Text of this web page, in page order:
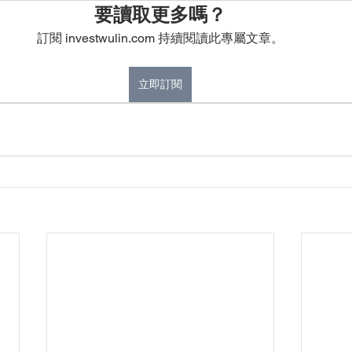
要讀取更多嗎？
訂閱 investwulin.com 持續閱讀此專屬文章。
立即訂閱